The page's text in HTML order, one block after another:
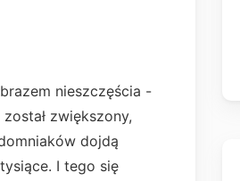
nieszczęścia -
zwiększony,
dojdą
I tego się